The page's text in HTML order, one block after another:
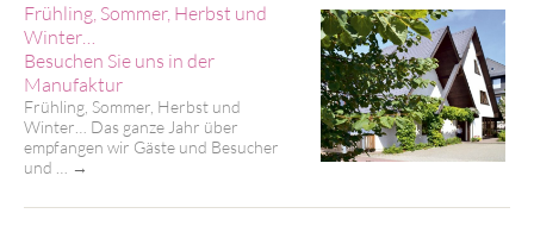
Frühling, Sommer, Herbst und
Winter…
Besuchen Sie uns in der
Manufaktur
Frühling, Sommer, Herbst und
Winter… Das ganze Jahr über
empfangen wir Gäste und Besucher
und …
→